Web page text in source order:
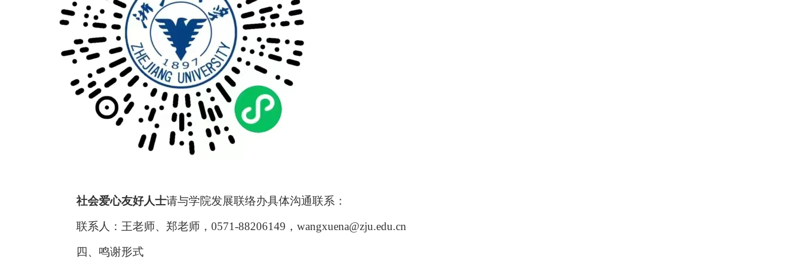
社会爱心友好人士请与学院发展联络办具体沟通联系：
联系人：王老师、郑老师， 0571-88206149 ， wangxuena@zju.edu.cn
四、鸣谢形式